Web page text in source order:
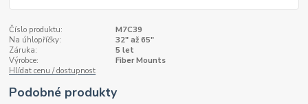
Číslo produktu:
M7C39
Na úhlopříčky:
32" až 65"
Záruka:
5 let
Výrobce:
Fiber Mounts
Hlídat cenu / dostupnost
Podobné produkty